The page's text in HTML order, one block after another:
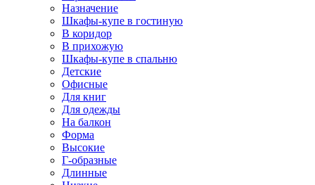
Назначение
Шкафы-купе в гостиную
В коридор
В прихожую
Шкафы-купе в спальню
Детские
Офисные
Для книг
Для одежды
На балкон
Форма
Высокие
Г-образные
Длинные